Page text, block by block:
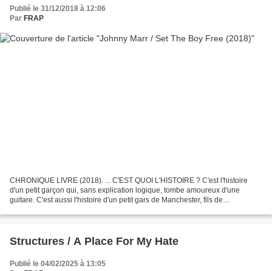
Publié le 31/12/2018 à 12:06
Par FRAP
CHRONIQUE LIVRE (2018). ... C'EST QUOI L'HISTOIRE ? C'est l'histoire
d'un petit garçon qui, sans explication logique, tombe amoureux d'une
guitare. C'est aussi l'histoire d'un petit gars de Manchester, fils de
Structures / A Place For My Hate
Publié le 04/02/2025 à 13:05